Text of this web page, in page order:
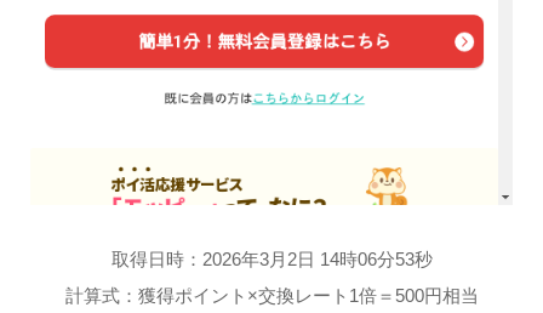
取得日時：2026年3月2日 14時06分53秒
計算式：獲得ポイント×交換レート1倍＝500円相当